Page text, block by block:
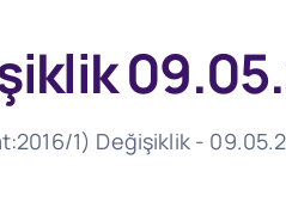
1) Değişiklik -